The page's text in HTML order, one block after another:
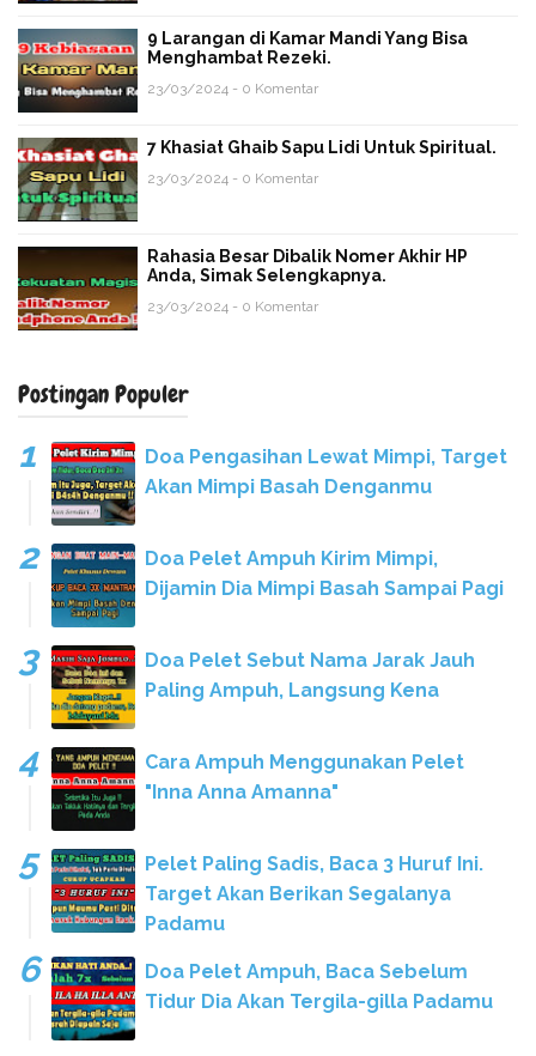
9 Larangan di Kamar Mandi Yang Bisa
Menghambat Rezeki.
23/03/2024 - 0 Komentar
7 Khasiat Ghaib Sapu Lidi Untuk Spiritual.
23/03/2024 - 0 Komentar
Rahasia Besar Dibalik Nomer Akhir HP
Anda, Simak Selengkapnya.
23/03/2024 - 0 Komentar
Postingan Populer
Doa Pengasihan Lewat Mimpi, Target
Akan Mimpi Basah Denganmu
Doa Pelet Ampuh Kirim Mimpi,
Dijamin Dia Mimpi Basah Sampai Pagi
Doa Pelet Sebut Nama Jarak Jauh
Paling Ampuh, Langsung Kena
Cara Ampuh Menggunakan Pelet
"Inna Anna Amanna"
Pelet Paling Sadis, Baca 3 Huruf Ini.
Target Akan Berikan Segalanya
Padamu
Doa Pelet Ampuh, Baca Sebelum
Tidur Dia Akan Tergila-gilla Padamu